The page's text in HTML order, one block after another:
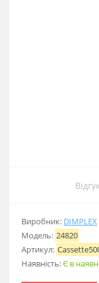
Виробник: DIMPLEX
Модель: 24820
Артикул:
Наявність:Є в